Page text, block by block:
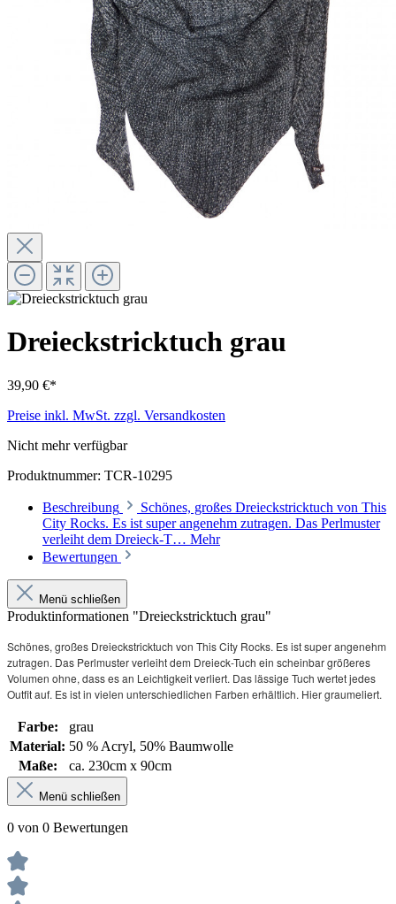
Dreieckstricktuch grau
39,90 €*
Preise inkl. MwSt. zzgl. Versandkosten
Nicht mehr verfügbar
Produktnummer: TCR-10295
Beschreibung
Schönes, großes Dreieckstricktuch von This
City Rocks. Es ist super angenehm zutragen. Das Perlmuster
verleiht dem Dreieck-T… Mehr
Bewertungen
Menü schließen
Produktinformationen "Dreieckstricktuch grau"
Schönes, großes Dreieckstricktuch von This City Rocks. Es ist super angenehm
zutragen. Das Perlmuster verleiht dem Dreieck-Tuch ein scheinbar größeres
Volumen ohne, dass es an Leichtigkeit verliert. Das lässige Tuch wertet jedes
Outfit auf. Es ist in vielen unterschiedlichen Farben erhältlich. Hier graumeliert.
Farbe:
grau
Material: 50 % Acryl, 50% Baumwolle
Maße:
ca. 230cm x 90cm
Menü schließen
0 von 0 Bewertungen